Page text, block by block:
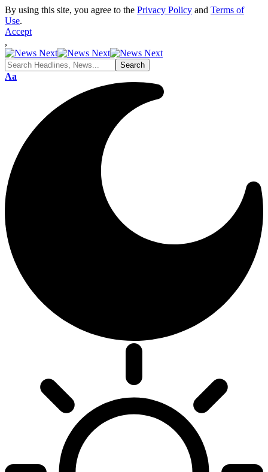
By using this site, you agree to the Privacy Policy and Terms of
Use.
Accept
,
Font
Aa